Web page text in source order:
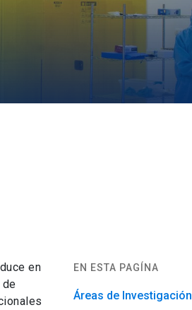
en
de
EN ESTA PAGÍNA
Áreas de Investigación